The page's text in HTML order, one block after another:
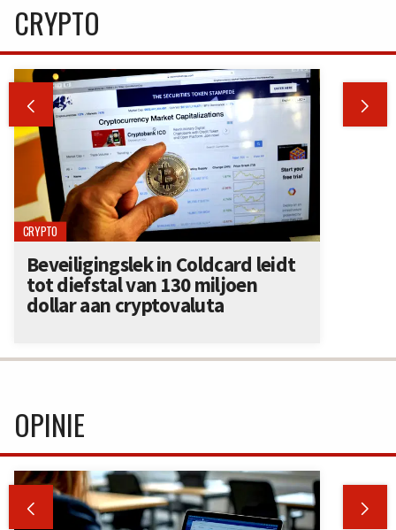
CRYPTO
 
CRYPTO
Beveiligingslek in Coldcard leidt
tot diefstal van 130 miljoen
dollar aan cryptovaluta
OPINIE
 